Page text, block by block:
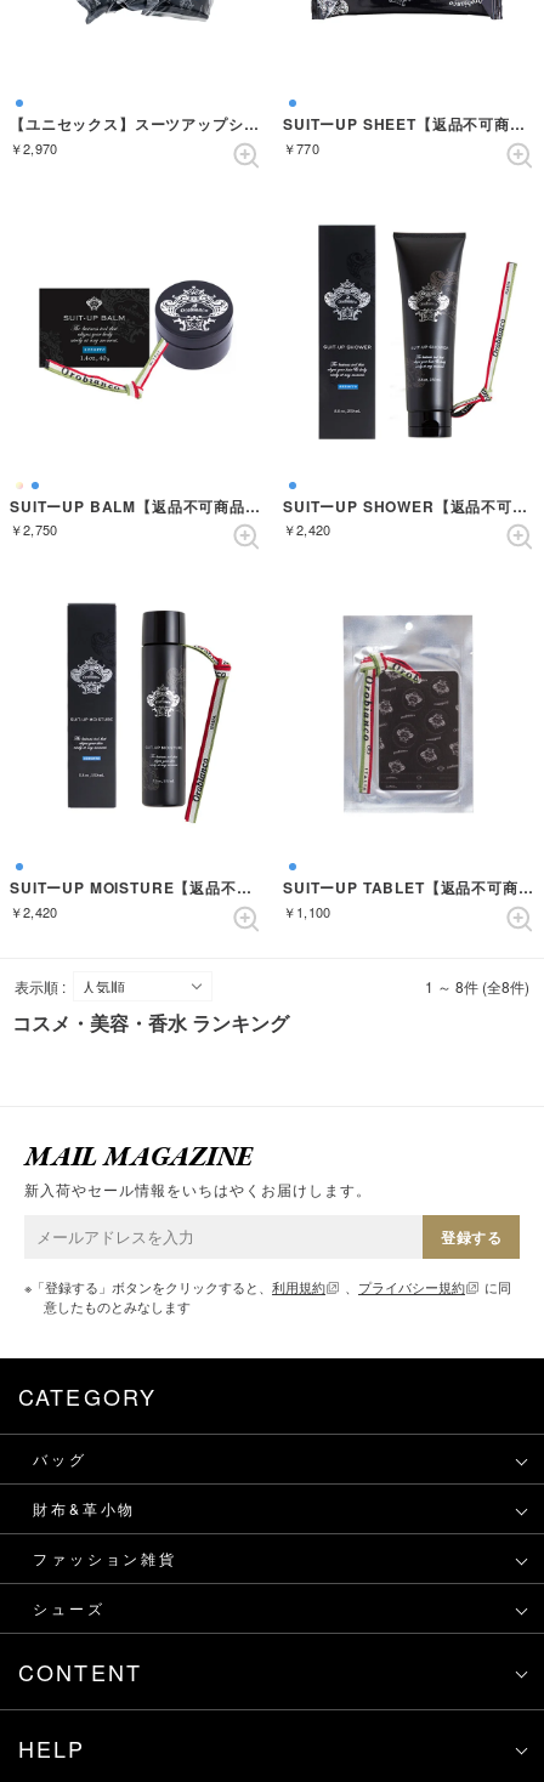
【ユニセックス】スーツアップシートazzurro 4個セット【返品不可商品】 （AZZURRO）
￥2,970
SUITーUP SHEET【返品不可商品】 （AZZURRO）
￥770
SUITーUP BALM【返品不可商品】 （AZZURRO）
￥2,750
SUITーUP SHOWER【返品不可商品】 （AZZURRO）
￥2,420
SUITーUP MOISTURE【返品不可商品】 （AZZURRO）
￥2,420
SUITーUP TABLET【返品不可商品】 （AZZURRO）
￥1,100
表示順 : 1 ～ 8件 (全8件)
コスメ・美容・香水 ランキング
MAIL MAGAZINE
新入荷やセール情報をいちはやくお届けします。
登録する
※「登録する」ボタンをクリックすると、 利用規約 プライバシー規約
に同
意したものとみなします
CATEGORY
バッグ
財布&革小物
ファッション雑貨
シューズ
CONTENT
HELP